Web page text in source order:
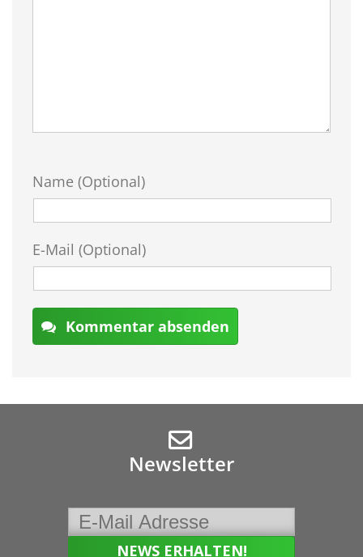
Name (Optional)
E-Mail (Optional)
Kommentar absenden
Newsletter